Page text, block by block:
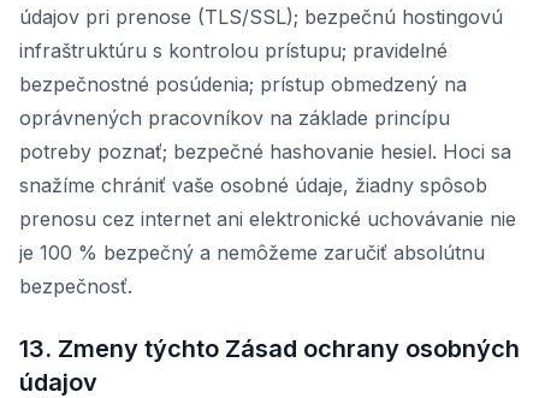
údajov pri prenose (TLS/SSL); bezpečnú hostingovú
infraštruktúru s kontrolou prístupu; pravidelné
bezpečnostné posúdenia; prístup obmedzený na
oprávnených pracovníkov na základe princípu
potreby poznať; bezpečné hashovanie hesiel. Hoci sa
snažíme chrániť vaše osobné údaje, žiadny spôsob
prenosu cez internet ani elektronické uchovávanie nie
je 100 % bezpečný a nemôžeme zaručiť absolútnu
bezpečnosť.
13. Zmeny týchto Zásad ochrany osobných
údajov